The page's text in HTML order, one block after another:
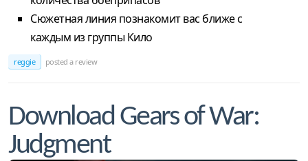
Сюжетная линия познакомит вас ближе с
каждым из группы Кило
reggie posted a review
Download Gears of War:
Judgment